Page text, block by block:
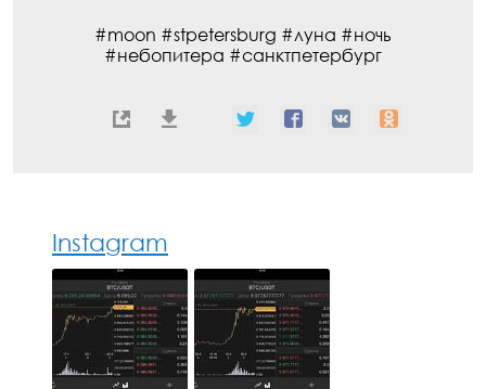
#moon #stpetersburg #луна #ночь
#небопитера #санктпетербург
Instagram